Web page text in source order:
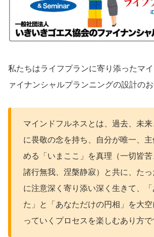
私たちはライフプランに寄り添ったマ
ァイナンシャルプランニングの設計のお
マインドフルネスとは、過去、未
に畏敬の念を持ち、自分が唯一、主
める「いまここ」を真理（一切皆苦
諸行無我、涅槃静寂）と共に、た
に注意深く寄り添い深く生きて、
た」と「あなただけの円相」を大
っていくプロセスを楽しむあり方で